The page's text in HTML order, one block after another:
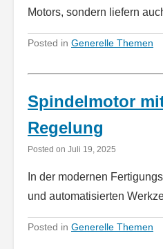
Motors, sondern liefern
Posted in Generelle Themen
Spindelmotor
Regelung
Posted on Juli 19, 2025
In der modernen
und automatisierten
Posted in Generelle Themen